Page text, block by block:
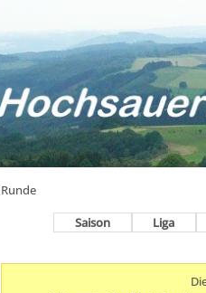
Runde
Saison
Liga